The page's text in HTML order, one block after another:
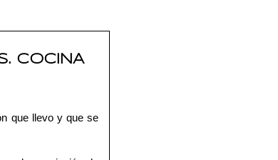
COCINA
que llevo y que se